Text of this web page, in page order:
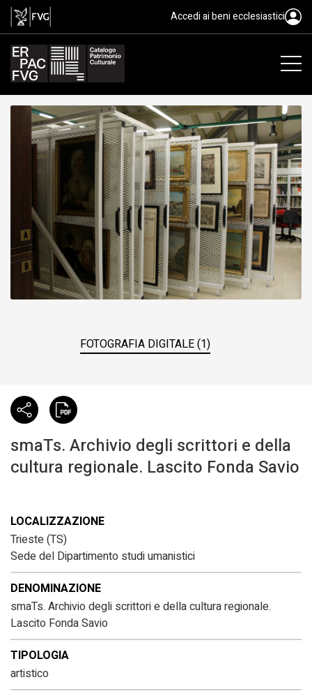
smaTs. Archivio degli scrittori e
Accedi ai beni ecclesiastici
FOTOGRAFIA DIGITALE (1)
smaTs. Archivio degli scrittori e della
cultura regionale. Lascito Fonda Savio
LOCALIZZAZIONE
Trieste (TS)
Sede del Dipartimento studi umanistici
DENOMINAZIONE
smaTs. Archivio degli scrittori e della cultura regionale.
Lascito Fonda Savio
TIPOLOGIA
artistico